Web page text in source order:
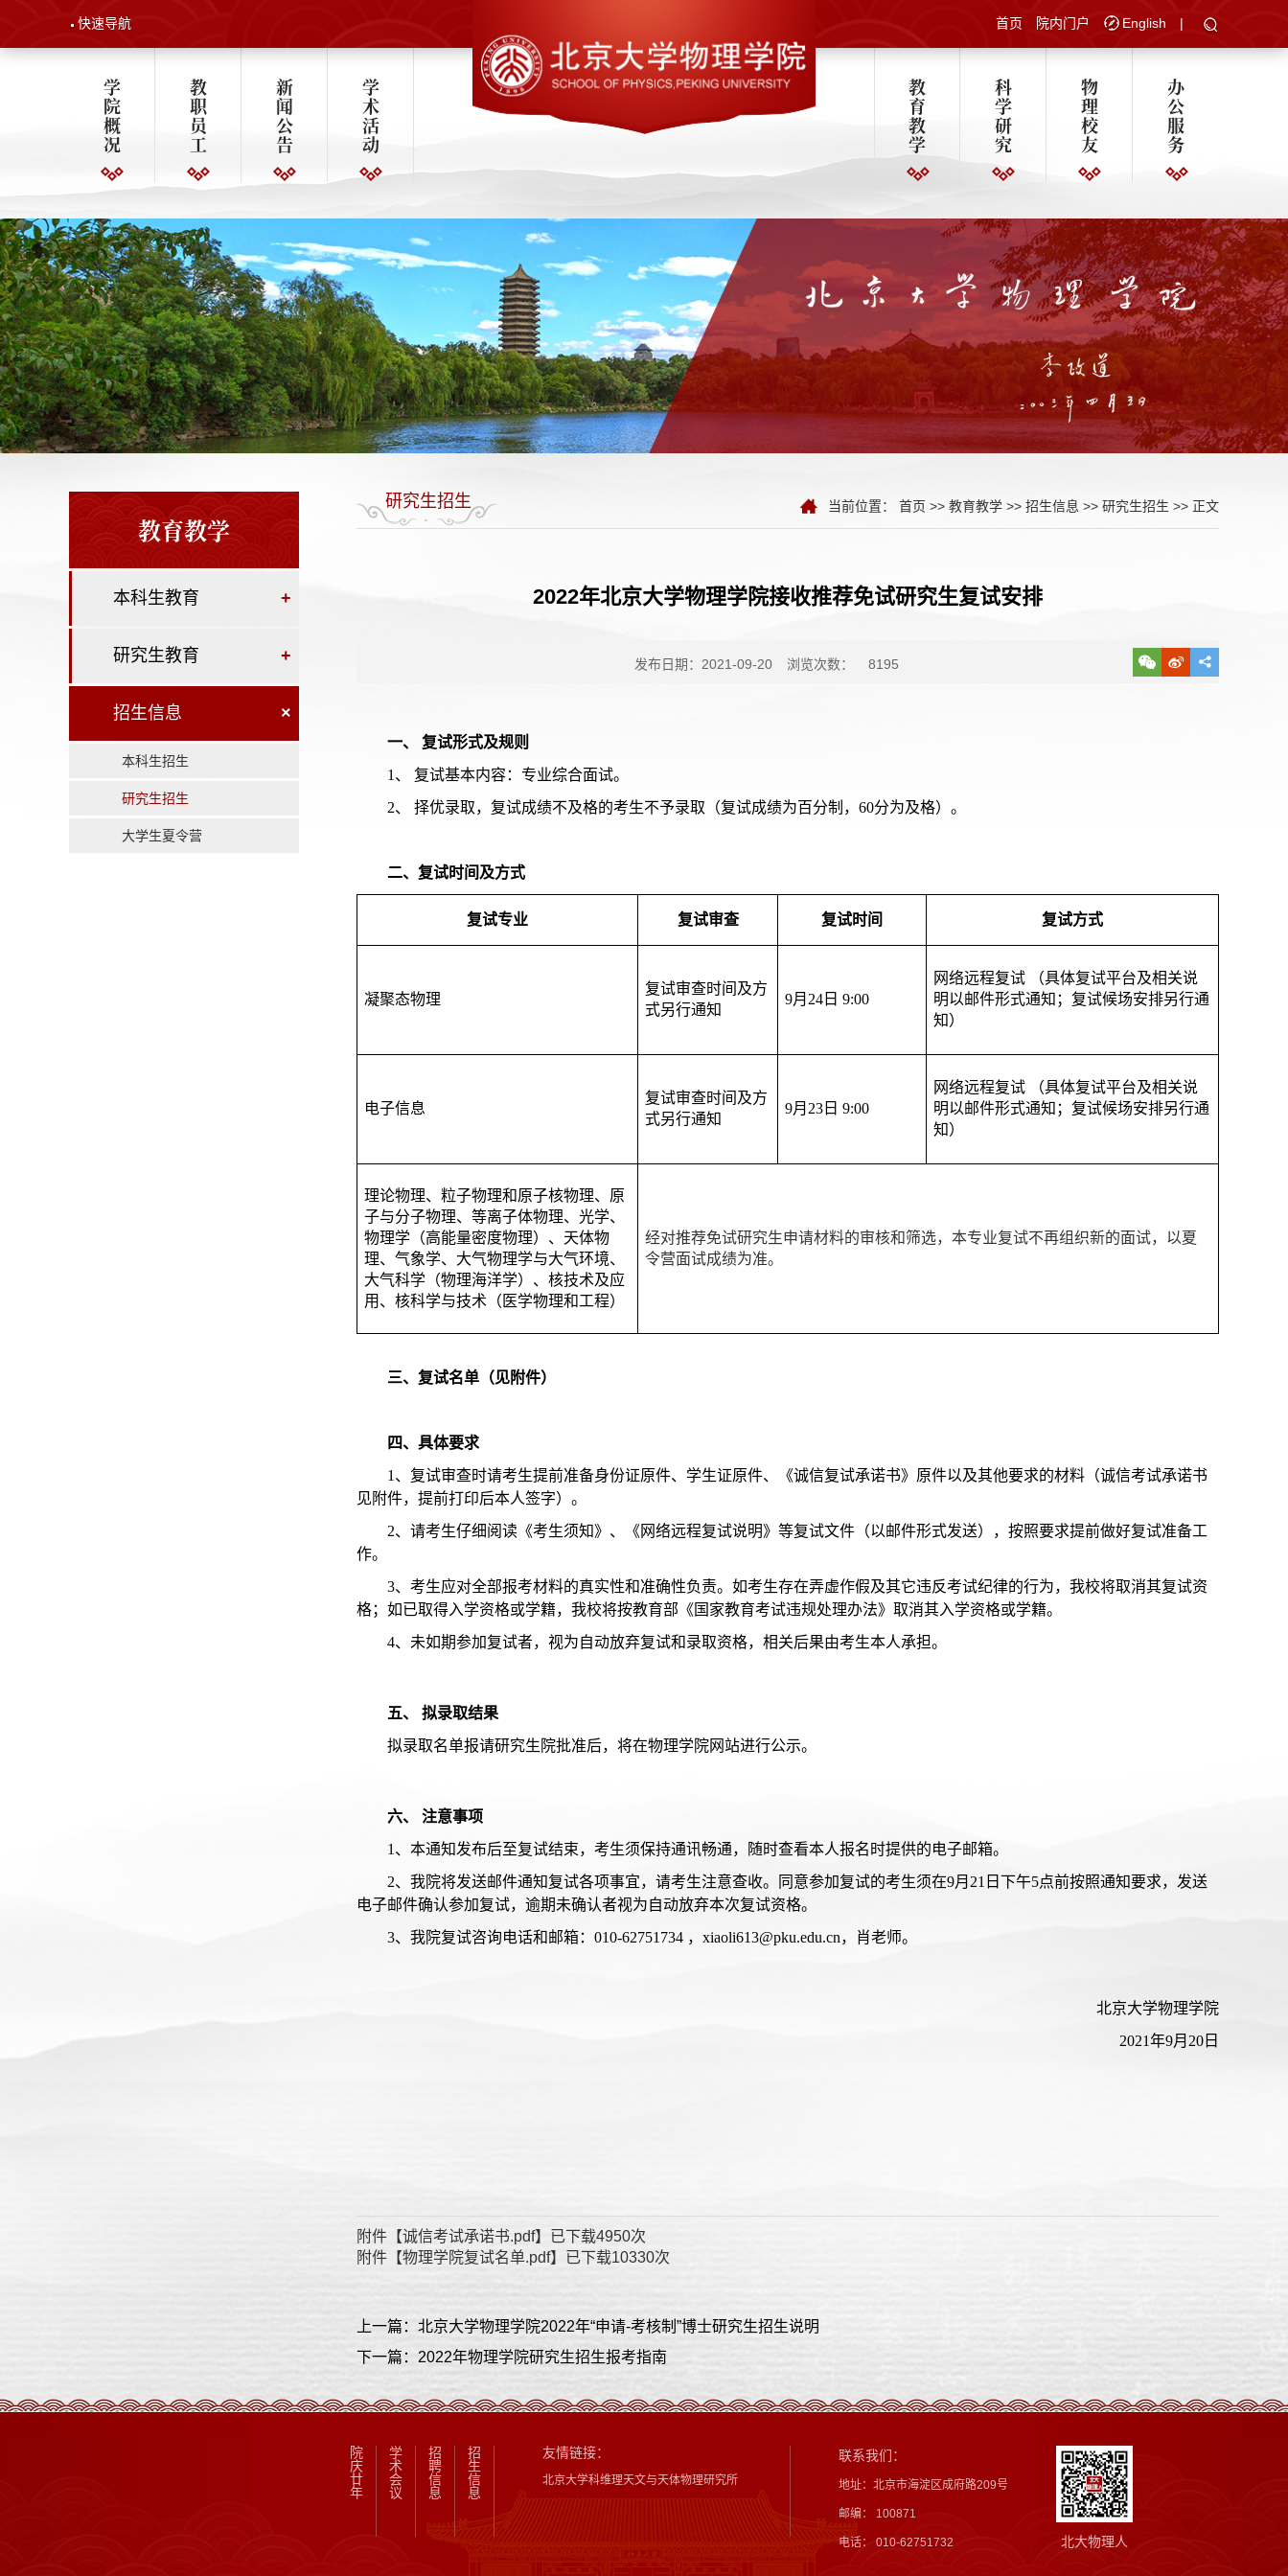
快速导航 首页 院内门户 English |
学
院
概
况
教
职
员
工
新
闻
公
告
学
术
活
动
教
育
教
学
科
学
研
究
物
理
校
友
办
公
服
务
教育教学
本科生教育 +
研究生教育 +
招生信息 ×
本科生招生
研究生招生
大学生夏令营
研究生招生 当前位置： 首页 >> 教育教学 >> 招生信息 >> 研究生招生 >> 正文
2022年北京大学物理学院接收推荐免试研究生复试安排
发布日期：2021-09-20 浏览次数： 8195
一、 复试形式及规则
1、 复试基本内容：专业综合面试。
2、 择优录取，复试成绩不及格的考生不予录取（复试成绩为百分制，60分为及格）。
二、复试时间及方式
复试专业 复试审查 复试时间 复试方式
凝聚态物理
复试审查时间及方
式另行通知
9月24日 9:00
网络远程复试 （具体复试平台及相关说
明以邮件形式通知；复试候场安排另行通
知）
电子信息
复试审查时间及方
式另行通知
9月23日 9:00
网络远程复试 （具体复试平台及相关说
明以邮件形式通知；复试候场安排另行通
知）
理论物理、粒子物理和原子核物理、原
子与分子物理、等离子体物理、光学、
物理学（高能量密度物理）、天体物
理、气象学、大气物理学与大气环境、
大气科学（物理海洋学）、核技术及应
用、核科学与技术（医学物理和工程）
经对推荐免试研究生申请材料的审核和筛选，本专业复试不再组织新的面试，以夏
令营面试成绩为准。
三、复试名单（见附件）
四、具体要求
1、复试审查时请考生提前准备身份证原件、学生证原件、《诚信复试承诺书》原件以及其他要求的材料（诚信考试承诺书
见附件，提前打印后本人签字）。
2、请考生仔细阅读《考生须知》、《网络远程复试说明》等复试文件（以邮件形式发送），按照要求提前做好复试准备工
作。
3、考生应对全部报考材料的真实性和准确性负责。如考生存在弄虚作假及其它违反考试纪律的行为，我校将取消其复试资
格；如已取得入学资格或学籍，我校将按教育部《国家教育考试违规处理办法》取消其入学资格或学籍。
4、未如期参加复试者，视为自动放弃复试和录取资格，相关后果由考生本人承担。
五、 拟录取结果
拟录取名单报请研究生院批准后，将在物理学院网站进行公示。
六、 注意事项
1、本通知发布后至复试结束，考生须保持通讯畅通，随时查看本人报名时提供的电子邮箱。
2、我院将发送邮件通知复试各项事宜，请考生注意查收。同意参加复试的考生须在9月21日下午5点前按照通知要求，发送
电子邮件确认参加复试，逾期未确认者视为自动放弃本次复试资格。
3、我院复试咨询电话和邮箱：010-62751734 ，xiaoli613@pku.edu.cn，肖老师。
北京大学物理学院
2021年9月20日
附件【诚信考试承诺书.pdf】已下载4950次
附件【物理学院复试名单.pdf】已下载10330次
上一篇：北京大学物理学院2022年“申请-考核制”博士研究生招生说明
下一篇：2022年物理学院研究生招生报考指南
院
庆
廿
年
学
术
会
议
招
聘
信
息
招
生
信
息
友情链接：
北京大学科维理天文与天体物理研究所
联系我们：
地址：北京市海淀区成府路209号
邮编： 100871
电话： 010-62751732 北大物理人